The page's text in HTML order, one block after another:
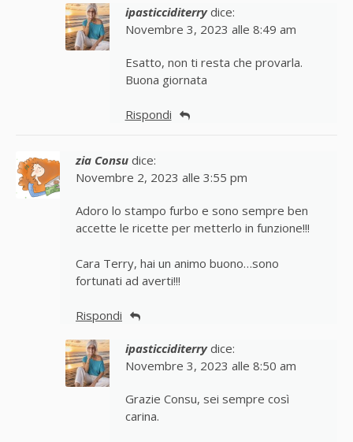
ipasticciditerry dice:
Novembre 3, 2023 alle 8:49 am
Esatto, non ti resta che provarla.
Buona giornata
Rispondi
zia Consu dice:
Novembre 2, 2023 alle 3:55 pm
Adoro lo stampo furbo e sono sempre ben
accette le ricette per metterlo in funzione!!!
Cara Terry, hai un animo buono…sono
fortunati ad averti!!!
Rispondi
ipasticciditerry dice:
Novembre 3, 2023 alle 8:50 am
Grazie Consu, sei sempre così
carina.